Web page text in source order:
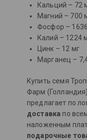
Кальций – 72
Магний – 700
Фосфор –
Калий – 1224
Цинк – 12 мг
Марганец –
Купить семя
Фарм
предлагает по
доставка по
наложенным
подарочные